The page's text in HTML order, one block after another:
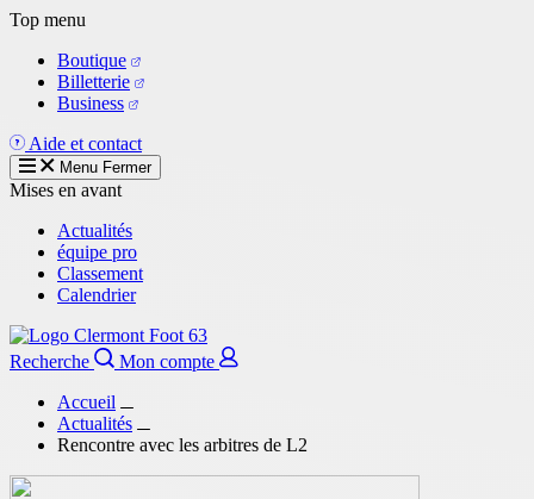
Aller
contenu
principal
Top menu
Boutique
Billetterie
Business
Aide et contact
Menu Fermer
Mises en avant
Actualités
équipe pro
Classement
Calendrier
Recherche
Mon compte
Accueil
Actualités
Rencontre avec les arbitres de L2